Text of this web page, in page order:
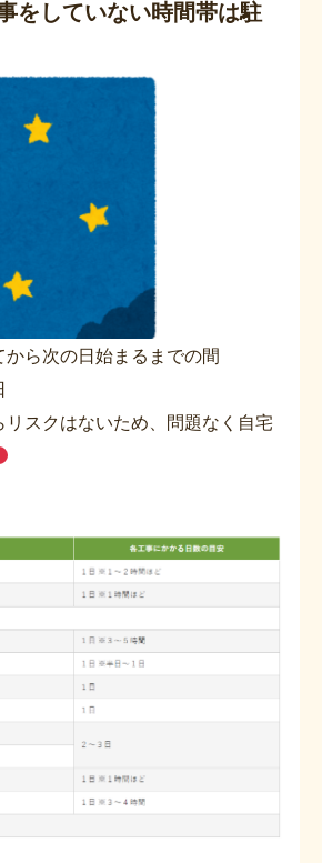
をしていない時間帯は駐
ら次の日始まるまでの間
リスクはないため、問題なく自宅